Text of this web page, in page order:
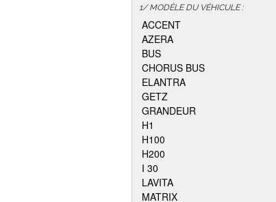
1/ MODÈLE DU VÉHICULE :
ACCENT
AZERA
BUS
CHORUS BUS
ELANTRA
GETZ
GRANDEUR
H1
H100
H200
I 30
LAVITA
MATRIX